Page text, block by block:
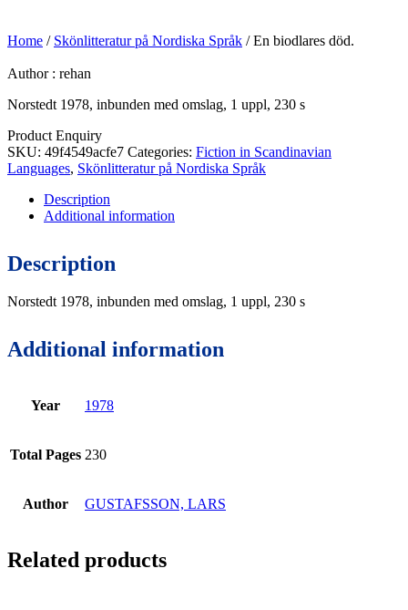
Home / Skönlitteratur på Nordiska Språk / En biodlares död.
Author : rehan
Norstedt 1978, inbunden med omslag, 1 uppl, 230 s
Product Enquiry
SKU: 49f4549acfe7 Categories: Fiction in Scandinavian
Languages, Skönlitteratur på Nordiska Språk
Description
Additional information
Description
Norstedt 1978, inbunden med omslag, 1 uppl, 230 s
Additional information
Year 1978
Total Pages 230
Author GUSTAFSSON, LARS
Related products